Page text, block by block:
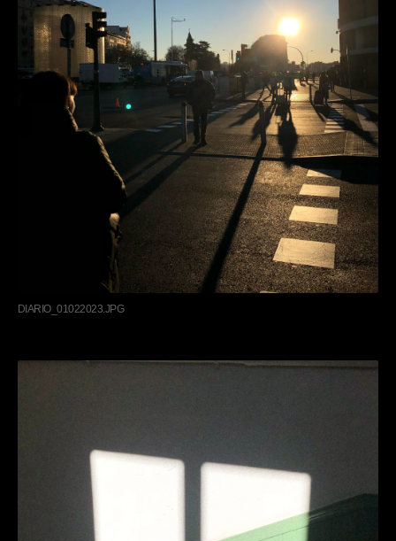
DIARIO_01022023.JPG